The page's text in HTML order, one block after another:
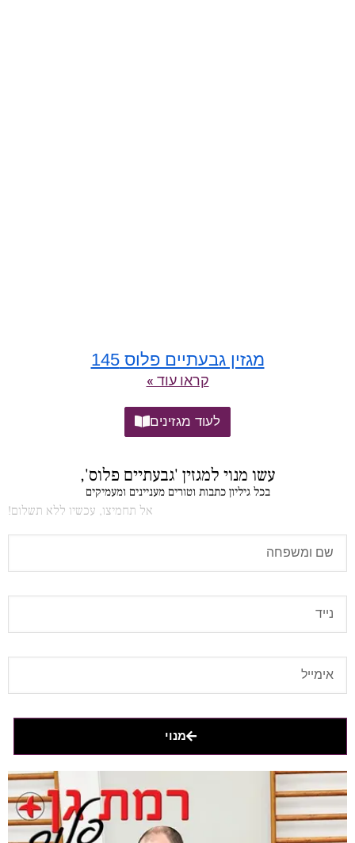
מגזין גבעתיים פלוס 145
קראו עוד »
לעוד מגזינים
עשו מנוי למגזין 'גבעתיים פלוס',
בכל גיליון כתבות וטורים מעניינים ומעמיקים
אל תחמיצו, עכשיו ללא תשלום!
מנוי